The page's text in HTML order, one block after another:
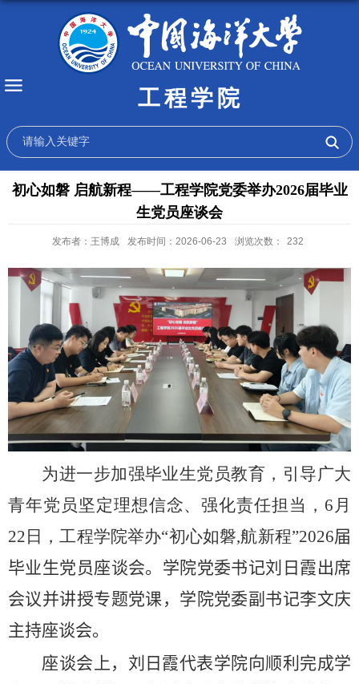
工程学院
初心如磐 启航新程——工程学院党委举办2026届毕业
生党员座谈会
发布者：王博成 发布时间：2026-06-23 浏览次数： 232
为进一步加强毕业生党员教育，引导广大
青年党员坚定理想信念、强化责任担当， 6 月
22 日，工程学院举办“初心如磐,航新程”2026届
毕业生党员座谈会。学院党委书记刘日霞出席
会议并讲授专题党课，学院党委副书记李文庆
主持座谈会。
座谈会上，刘日霞代表学院向顺利完成学